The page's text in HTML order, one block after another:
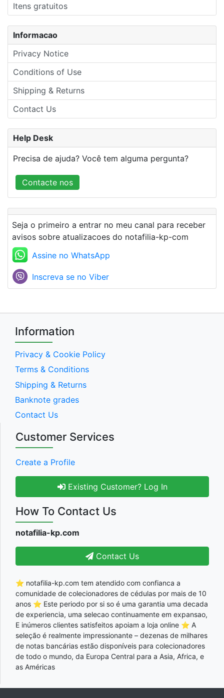
Itens gratuitos
Informacao
Privacy Notice
Conditions of Use
Shipping & Returns
Contact Us
Help Desk
Precisa de ajuda? Você tem alguma pergunta?
Contacte nos
Seja o primeiro a entrar no meu canal para receber
avisos sobre atualizacoes do notafilia-kp-com
Assine no WhatsApp
Inscreva se no Viber
Information
Privacy & Cookie Policy
Terms & Conditions
Shipping & Returns
Banknote grades
Contact Us
Customer Services
Create a Profile
Existing Customer? Log In
How To Contact Us
notafilia-kp.com
Contact Us
⭐ notafilia-kp.com tem atendido com confianca a
comunidade de colecionadores de cédulas por mais de 10
anos ⭐ Este periodo por si so é uma garantia uma decada
de experiencia, uma selecao continuamente em expansao,
E inúmeros clientes satisfeitos apoiam a loja online ⭐ A
seleção é realmente impressionante – dezenas de milhares
de notas bancárias estão disponíveis para colecionadores
de todo o mundo, da Europa Central para a Asia, Africa, e
as Américas